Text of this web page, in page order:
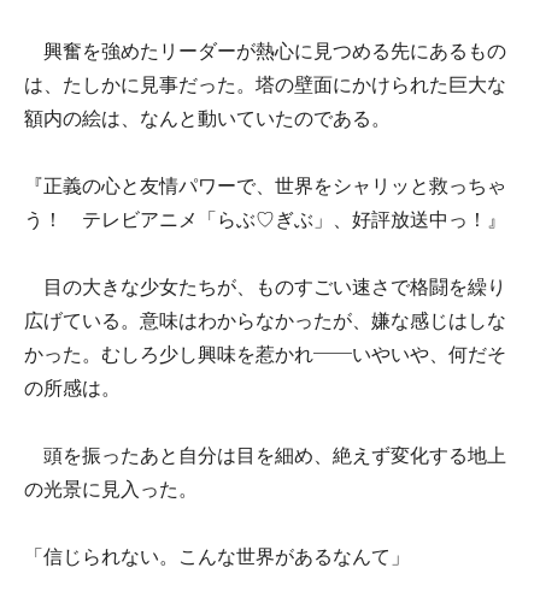
興奮を強めたリーダーが熱心に見つめる先にあるもの
は、たしかに見事だった。塔の壁面にかけられた巨大な
額内の絵は、なんと動いていたのである。
『正義の心と友情パワーで、世界をシャリッと救っちゃ
う！ テレビアニメ「らぶ♡ぎぶ」、好評放送中っ！』
目の大きな少女たちが、ものすごい速さで格闘を繰り
広げている。意味はわからなかったが、嫌な感じはしな
かった。むしろ少し興味を惹かれ――いやいや、何だそ
の所感は。
頭を振ったあと自分は目を細め、絶えず変化する地上
の光景に見入った。
「信じられない。こんな世界があるなんて」